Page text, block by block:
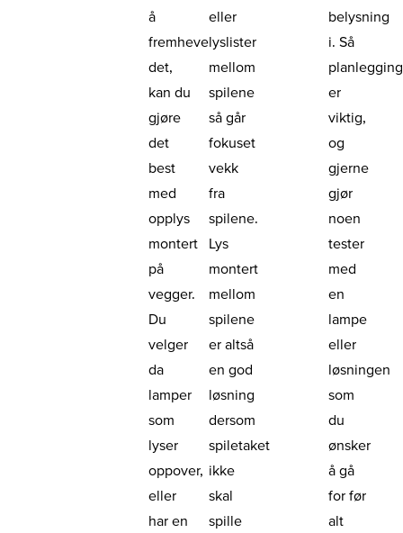
å
fremheve
det,
kan du
gjøre
det
best
med
opplys
montert
på
vegger.
Du
velger
da
lamper
som
lyser
oppover,
eller
har en
eller
lyslister
mellom
spilene
så går
fokuset
vekk
fra
spilene.
Lys
montert
mellom
spilene
er altså
en god
løsning
dersom
spiletaket
ikke
skal
spille
belysning
i. Så
planlegging
er
viktig,
og
gjerne
gjør
noen
tester
med
en
lampe
eller
løsningen
som
du
ønsker
å gå
for før
alt